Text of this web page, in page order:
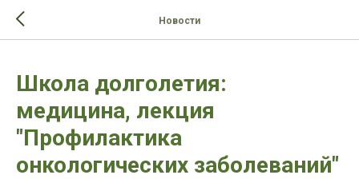
Новости
Школа долголетия:
медицина, лекция
"Профилактика
онкологических заболеваний"